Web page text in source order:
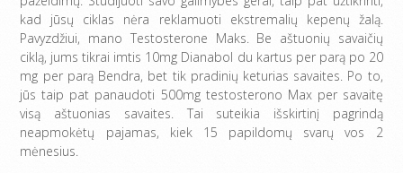
kad jūsų ciklas nėra reklamuoti ekstremalių kepenų žalą.
Pavyzdžiui, mano Testosterone Maks. Be aštuonių savaičių
ciklą, jums tikrai imtis 10mg Dianabol du kartus per parą po 20
mg per parą Bendra, bet tik pradinių keturias savaites. Po to,
jūs taip pat panaudoti 500mg testosterono Max per savaitę
visą aštuonias savaites. Tai suteikia išskirtinį pagrindą
neapmokėtų pajamas, kiek 15 papildomų svarų vos 2
mėnesius.